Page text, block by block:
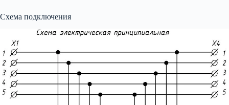
Схема подключения